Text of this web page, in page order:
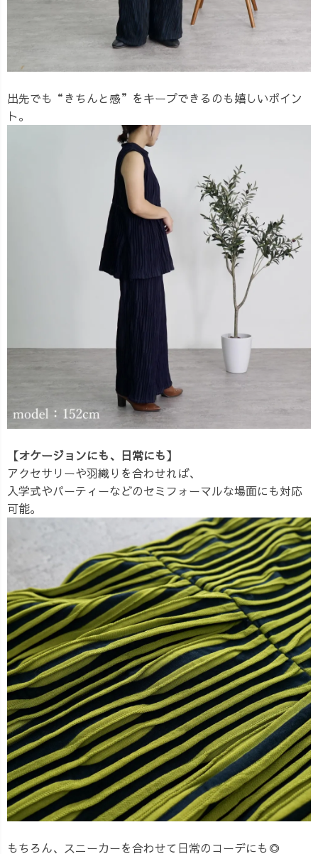
出先でも“きちんと感”をキープできるのも嬉しいポイン
ト。
【オケージョンにも、日常にも】
アクセサリーや羽織りを合わせれば、
入学式やパーティーなどのセミフォーマルな場面にも対応
可能。
もちろん、スニーカーを合わせて日常のコーデにも◎